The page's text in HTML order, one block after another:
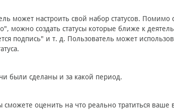
может настроить свой набор статусов. Помимо
можно создать статусы которые ближе к
подпись" и т. д. Пользователь может
были сделаны и за какой период.
оценить на что реально тратиться ваше